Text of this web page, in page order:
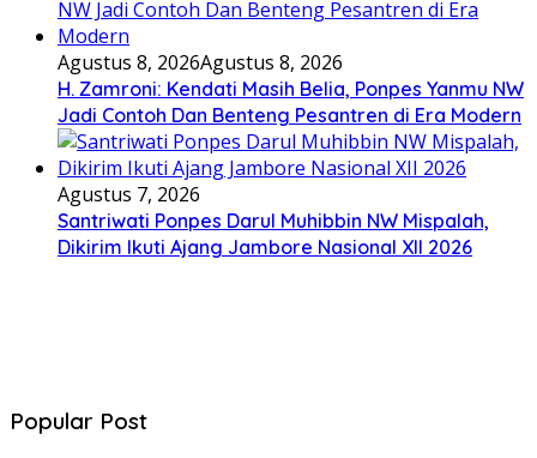
Agustus 8, 2026Agustus 8, 2026
H. Zamroni: Kendati Masih Belia, Ponpes Yanmu NW
Jadi Contoh Dan Benteng Pesantren di Era Modern
Agustus 7, 2026
Santriwati Ponpes Darul Muhibbin NW Mispalah,
Dikirim Ikuti Ajang Jambore Nasional XII 2026
Popular Post